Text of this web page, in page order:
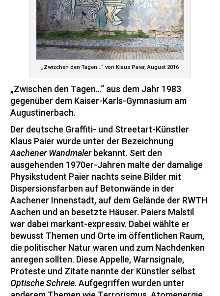
„Zwischen den Tagen…“ von Klaus Paier, August 2016
„Zwischen den Tagen…“ aus dem Jahr 1983
gegenüber dem Kaiser-Karls-Gymnasium am
Augustinerbach.
Der deutsche Graffiti- und Streetart-Künstler
Klaus Paier wurde unter der Bezeichnung
Aachener Wandmaler bekannt. Seit den
ausgehenden 1970er-Jahren malte der damalige
Physikstudent Paier nachts seine Bilder mit
Dispersionsfarben auf Betonwände in der
Aachener Innenstadt, auf dem Gelände der RWTH
Aachen und an besetzte Häuser. Paiers Malstil
war dabei markant-expressiv. Dabei wählte er
bewusst Themen und Orte im öffentlichen Raum,
die politischer Natur waren und zum Nachdenken
anregen sollten. Diese Appelle, Warnsignale,
Proteste und Zitate nannte der Künstler selbst
Optische Schreie. Aufgegriffen wurden unter